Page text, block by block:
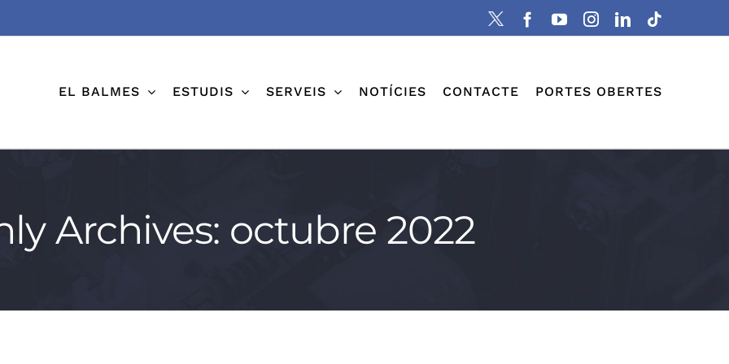
X Facebook
YouTubeInstagram
LinkedIn
EL BALMES ESTUDIS SERVEIS NOTÍCIES CONTACTE PORTES OBERTES
Archives: octubre 2022